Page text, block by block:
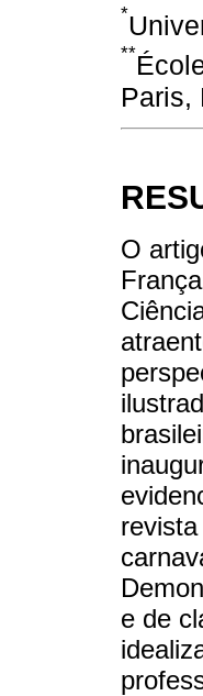
*
**
Paris,
O
e de